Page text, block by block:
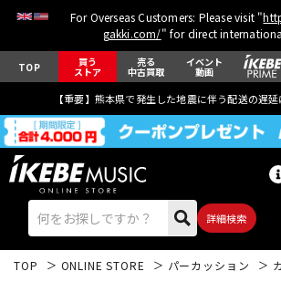
For Overseas Customers: Please visit "
gakki.com/" for direct
TOP 買う
ストア
売る
中古買取
イベント
動画
【重要】熊本県で発生した地震に伴う配送の遅
詳細検索
TOP ONLINE STORE パーカッション